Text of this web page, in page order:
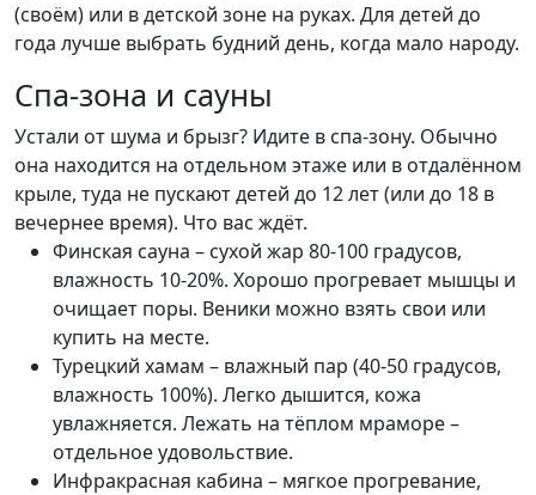
(своём) или в детской зоне на руках. Для детей до
года лучше выбрать будний день, когда мало народу.
Спа-зона и сауны
Устали от шума и брызг? Идите в спа-зону. Обычно
она находится на отдельном этаже или в отдалённом
крыле, туда не пускают детей до 12 лет (или до 18 в
вечернее время). Что вас ждёт.
Финская сауна – сухой жар 80-100 градусов,
влажность 10-20%. Хорошо прогревает мышцы и
очищает поры. Веники можно взять свои или
купить на месте.
Турецкий хамам – влажный пар (40-50 градусов,
влажность 100%). Легко дышится, кожа
увлажняется. Лежать на тёплом мраморе –
отдельное удовольствие.
Инфракрасная кабина – мягкое прогревание,